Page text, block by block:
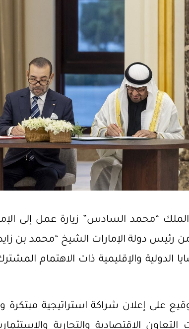
“محمد السادس” زيارة عمل إلى
رئيس دولة الإمارات الشيخ “محمد بن
الدولية والإقليمية ذات الاهتمام
على إعلان شراكة استراتيجية مبتكرة
الاقتصادية والتجارية